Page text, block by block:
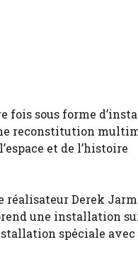
fois sous forme
reconstitution
et de l’histoire
Derek
une installation
spéciale avec